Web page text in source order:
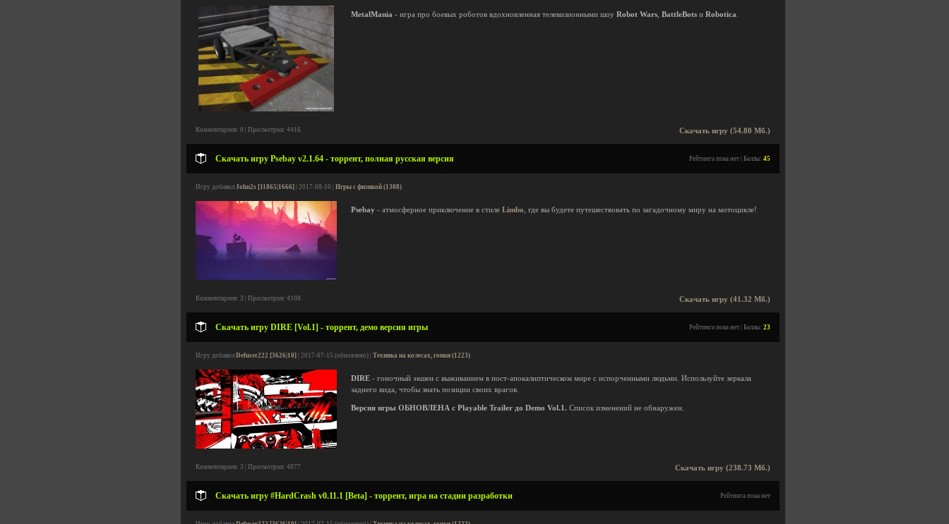
MetalMania - игра про боевых роботов вдохновленная телевизионными шоу Robot Wars BattleBots и Robotica
Скачать игру (54.80 Мб.)
Комментариев: 0 | Просмотров: 4416
Скачать игру Psebay v2.1.64 - торрент, полная русская версия Рейтинга пока нет | Баллы: 45
Игру добавил John2s [11865|1666] | 2017-08-10 | Игры с физикой (1308)
Psebay - атмосферное приключение в стиле Limbo , где вы будете путешествовать по загадочному миру на мотоцикле!
Скачать игру (41.32 Мб.)
Комментариев: 3 | Просмотров: 4108
Скачать игру DIRE [Vol.1] - торрент, демо версия игры Рейтинга пока нет | Баллы: 23
Игру добавил Defuser222 [3626|10] | 2017-07-15 (обновлено) | Техника на колесах, гонки (1223)
DIRE - гоночный экшен с выживанием в пост-апокалиптическом мире c испорченными людьми. Используйте зеркала
заднего вида, чтобы знать позиции своих врагов.
Версия игры ОБНОВЛЕНА с Playable Trailer до Demo Vol.1. Список изменений не обнаружен.
Скачать игру (238.73 Мб.)
Комментариев: 3 | Просмотров: 4977
Скачать игру #HardCrash v0.11.1 [Beta] - торрент, игра на стадии разработки Рейтинга пока нет